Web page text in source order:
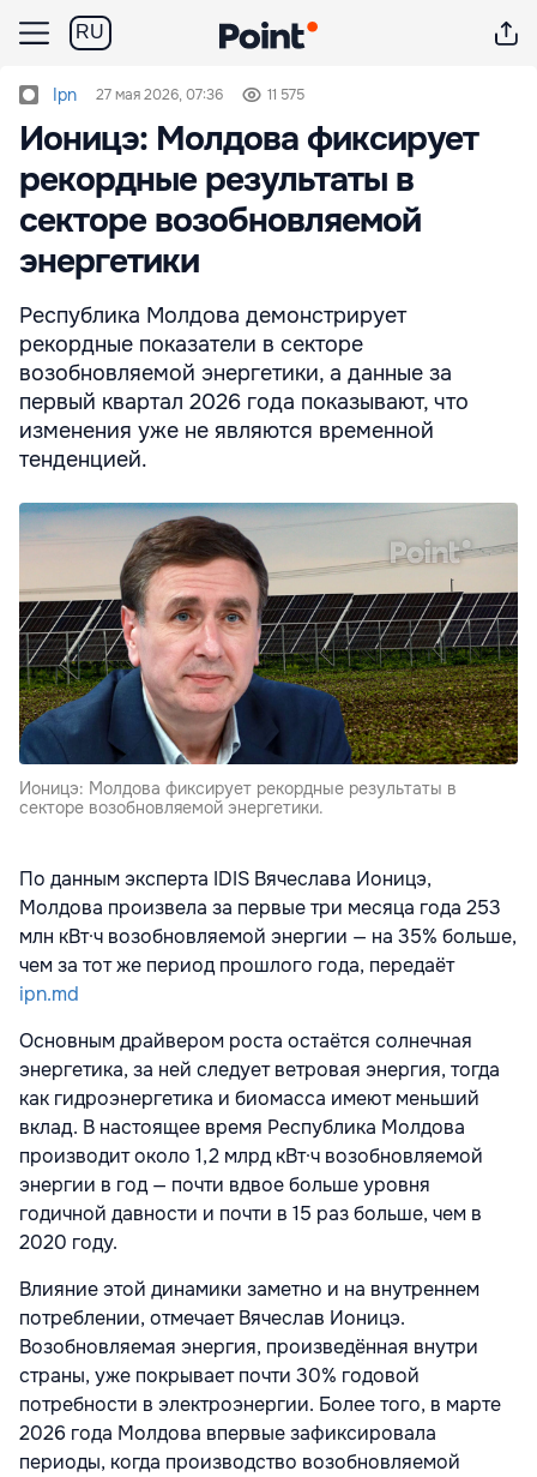
RU
Ipn 27 мая 2026, 07:36 11 575
Ионицэ: Молдова фиксирует
рекордные результаты в
секторе возобновляемой
энергетики
Республика Молдова демонстрирует
рекордные показатели в секторе
возобновляемой энергетики, а данные за
первый квартал 2026 года показывают, что
изменения уже не являются временной
тенденцией.
Ионицэ: Молдова фиксирует рекордные результаты в
секторе возобновляемой энергетики.
По данным эксперта IDIS Вячеслава Ионицэ,
Молдова произвела за первые три месяца года 253
млн кВт·ч возобновляемой энергии — на 35% больше,
чем за тот же период прошлого года, передаёт
ipn.md
Основным драйвером роста остаётся солнечная
энергетика, за ней следует ветровая энергия, тогда
как гидроэнергетика и биомасса имеют меньший
вклад. В настоящее время Республика Молдова
производит около 1,2 млрд кВт·ч возобновляемой
энергии в год — почти вдвое больше уровня
годичной давности и почти в 15 раз больше, чем в
2020 году.
Влияние этой динамики заметно и на внутреннем
потреблении, отмечает Вячеслав Ионицэ.
Возобновляемая энергия, произведённая внутри
страны, уже покрывает почти 30% годовой
потребности в электроэнергии. Более того, в марте
2026 года Молдова впервые зафиксировала
периоды, когда производство возобновляемой